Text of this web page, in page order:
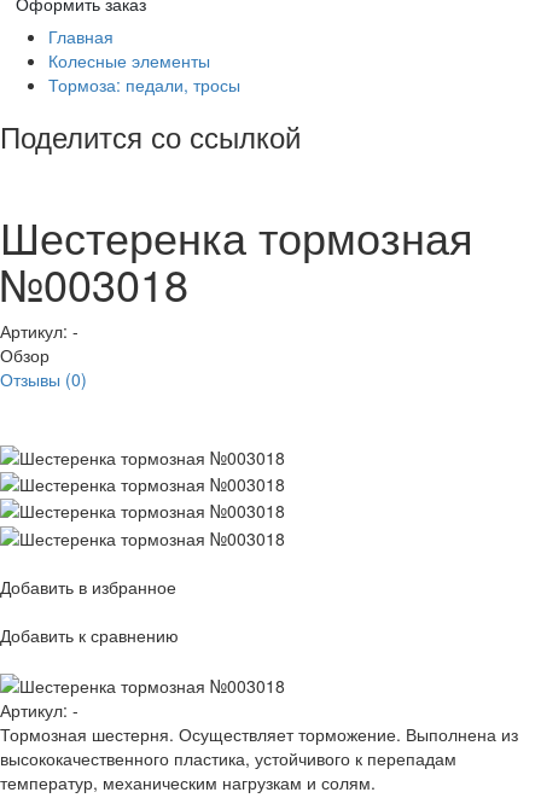
Главная
Колесные элементы
Тормоза: педали, тросы
Поделится со ссылкой
Шестеренка тормозная
№003018
Артикул: -
Обзор
Отзывы (0)
Добавить в избранное
Добавить к сравнению
Артикул: -
Тормозная шестерня. Осуществляет торможение. Выполнена из
высококачественного пластика, устойчивого к перепадам
температур, механическим нагрузкам и солям.